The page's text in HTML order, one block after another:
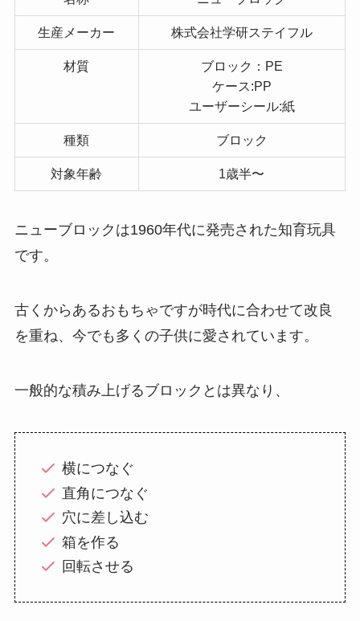
生産メーカー 株式会社学研ステイフル
材質
ブロック：PE
ケース:PP
ユーザーシール:紙
種類 ブロック
対象年齢 1歳半〜
ニューブロックは1960年代に発売された知育玩具
です。
古くからあるおもちゃですが時代に合わせて改良
を重ね、今でも多くの子供に愛されています。
一般的な積み上げるブロックとは異なり、
横につなぐ
直角につなぐ
穴に差し込む
箱を作る
回転させる